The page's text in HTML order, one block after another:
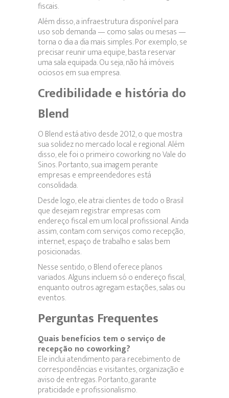
fiscais.
Além disso, a infraestrutura disponível para
uso sob demanda — como salas ou mesas —
torna o dia a dia mais simples. Por exemplo, se
precisar reunir uma equipe, basta reservar
uma sala equipada. Ou seja, não há imóveis
ociosos em sua empresa.
Credibilidade e história do
Blend
O Blend está ativo desde 2012, o que mostra
sua solidez no mercado local e regional. Além
disso, ele foi o primeiro coworking no Vale do
Sinos. Portanto, sua imagem perante
empresas e empreendedores está
consolidada.
Desde logo, ele atrai clientes de todo o Brasil
que desejam registrar empresas com
endereço fiscal em um local profissional. Ainda
assim, contam com serviços como recepção,
internet, espaço de trabalho e salas bem
posicionadas.
Nesse sentido, o Blend oferece planos
variados. Alguns incluem só o endereço fiscal,
enquanto outros agregam estações, salas ou
eventos.
Perguntas Frequentes
Quais benefícios tem o serviço de
recepção no coworking?
Ele inclui atendimento para recebimento de
correspondências e visitantes, organização e
aviso de entregas. Portanto, garante
praticidade e profissionalismo.